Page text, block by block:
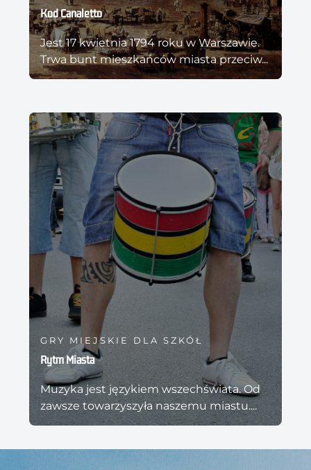
Kod Canaletto
Jest 17 kwietnia 1794 roku w Warszawie.
Trwa bunt mieszkańców miasta przeciw...
GRY MIEJSKIE DLA SZKÓŁ
Rytm Miasta
Muzyka jest językiem wszechświata. Od
zawsze towarzyszyła naszemu miastu....